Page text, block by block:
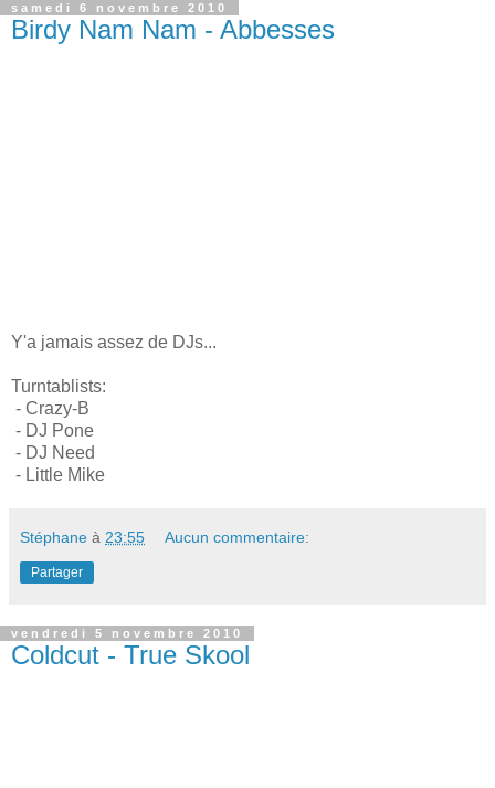
samedi 6 novembre 2010
Birdy Nam Nam - Abbesses
Y'a jamais assez de DJs...
Turntablists:
- Crazy-B
- DJ Pone
- DJ Need
- Little Mike
Stéphane à 23:55 Aucun commentaire:
Partager
vendredi 5 novembre 2010
Coldcut - True Skool